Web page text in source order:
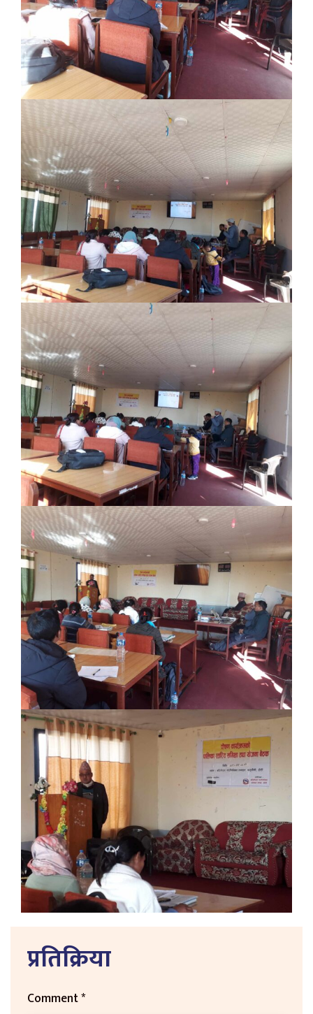
प्रतिक्रिया
Comment*